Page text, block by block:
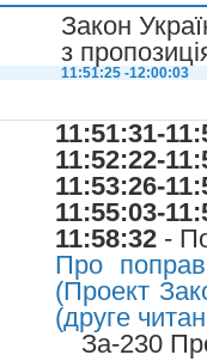
Закон
з
11:51:25 -12:00:03
11:51:31-
11:52:22-
11:53:26-
11:55:03-
11:58:32 -
Про
(Проект
(друге
За-230